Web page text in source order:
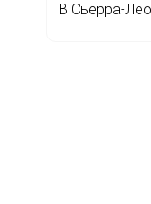
В Сьерра-